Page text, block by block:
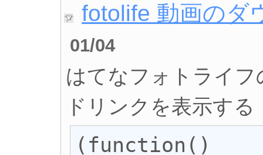
fotolife 動画のダ
01/04
はてなフォトライ
ドリンクを表示する
(function()